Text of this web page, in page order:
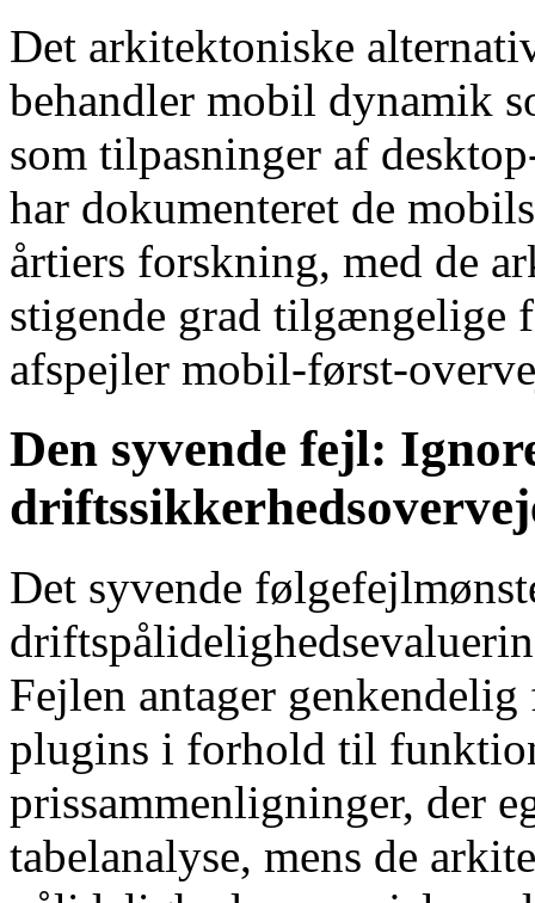
Det arkitektoniske
behandler mobil dynamik
som tilpasninger af
har dokumenteret de
årtiers forskning, med de
stigende grad tilgængelige
afspejler mobil-først-
Den syvende fejl:
Det syvende
Fejlen antager
plugins i forhold til
prissammenligninger, der
tabelanalyse, mens de